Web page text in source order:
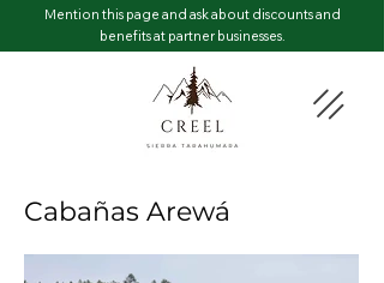
Mention this page and ask about discounts and
benefits at partner businesses.
Cabañas Arewá